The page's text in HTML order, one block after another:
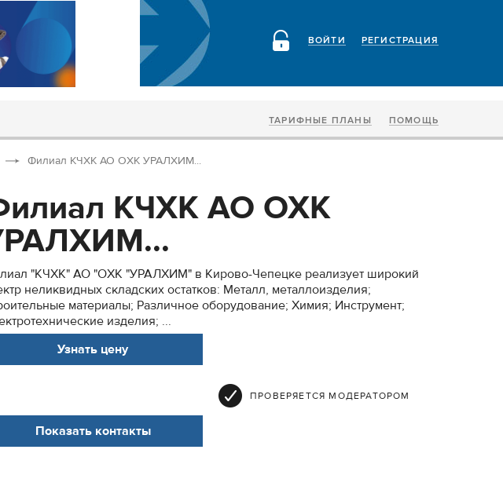
РЕГИСТРАЦИЯ
ВОЙТИ
ТАРИФНЫЕ ПЛАНЫ ПОМОЩЬ
Филиал КЧХК АО ОХК УРАЛХИМ...
КЧХК АО ОХК
"КЧХК" АО "ОХК "УРАЛХИМ" в Кирово-Чепецке реализует широкий
неликвидных складских остатков: Металл, металлоизделия;
материалы; Различное оборудование; Химия; Инструмент;
изделия; ...
Узнать цену
ПРОВЕРЯЕТСЯ МОДЕРАТОРОМ
Показать контакты